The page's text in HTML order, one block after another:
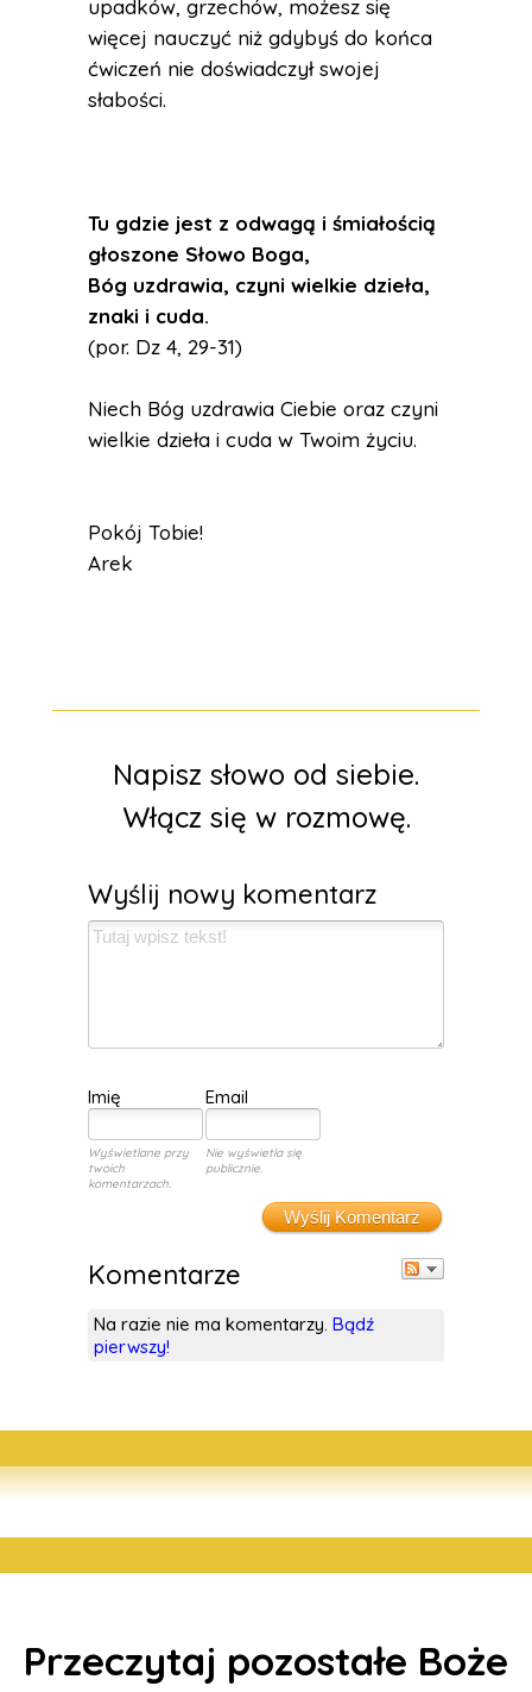
upadków, grzechów, możesz się
więcej nauczyć niż gdybyś do końca
ćwiczeń nie doświadczył swojej
słabości.
Tu gdzie jest z odwagą i śmiałością
głoszone Słowo Boga,
Bóg uzdrawia, czyni wielkie dzieła,
znaki i cuda.
(por. Dz 4, 29-31)
Niech Bóg uzdrawia Ciebie oraz czyni
wielkie dzieła i cuda w Twoim życiu.
Pokój Tobie!
Arek
Napisz słowo od siebie.
Włącz się w rozmowę.
Komentarze
Na razie nie ma komentarzy. Bądź
pierwszy!
Wyślij nowy komentarz
Imię Email
Wyświetlane przy
twoich
komentarzach.
Nie wyświetla się
publicznie.
Wyślij Komentarz
Przeczytaj pozostałe Boże